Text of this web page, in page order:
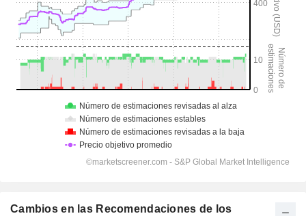
Cambios en las Recomendaciones de los